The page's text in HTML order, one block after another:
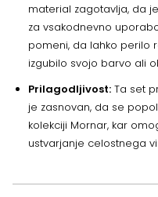
material zagotavlja, da
za vsakodnevno
pomeni, da lahko perilo
izgubilo svojo barvo ali
Prilagodljivost: Ta set
je zasnovan, da se
kolekciji Mornar, kar
ustvarjanje celostnega